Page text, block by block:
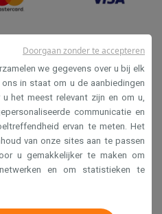
we gegevens over u bij elk
in staat om u de aanbiedingen
het meest relevant zijn en om u,
communicatie en
ervan te meten. Het
van onze sites aan te passen
u gemakkelijker te maken om
en om statistieken te
Doorgaan zonder te accepteren